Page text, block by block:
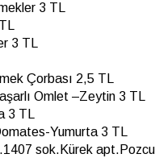
3 TL
3 TL
Çorbası 2,5 TL
Omlet –Zeytin 3 TL
3 TL
Yumurta 3 TL
sok.Kürek